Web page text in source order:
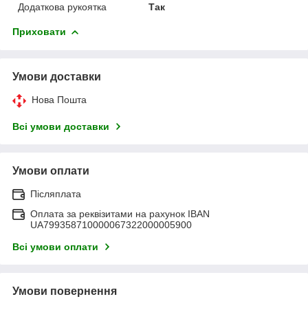
Додаткова рукоятка
Так
Приховати
Умови доставки
Нова Пошта
Всі умови доставки
Умови оплати
Післяплата
Оплата за реквізитами на рахунок IBAN
UA799358710000067322000005900
Всі умови оплати
Умови повернення